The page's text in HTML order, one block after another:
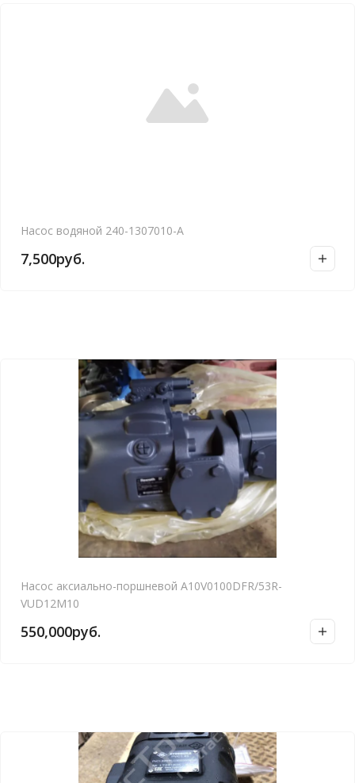
Насос водяной 240-1307010-А
7,500руб.
Насос аксиально-поршневой А10V0100DFR/53R-
VUD12M10
550,000руб.